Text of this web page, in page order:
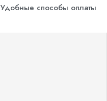
Удобные способы оплаты